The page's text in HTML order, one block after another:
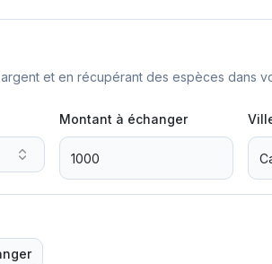
et en récupérant des espèces dans
Montant à échanger